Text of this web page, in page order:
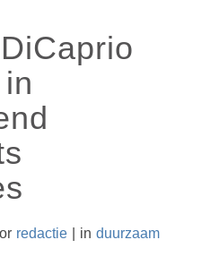
redactie in duurzaam